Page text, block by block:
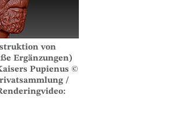
von
Ergänzungen)
Pupienus ©
/